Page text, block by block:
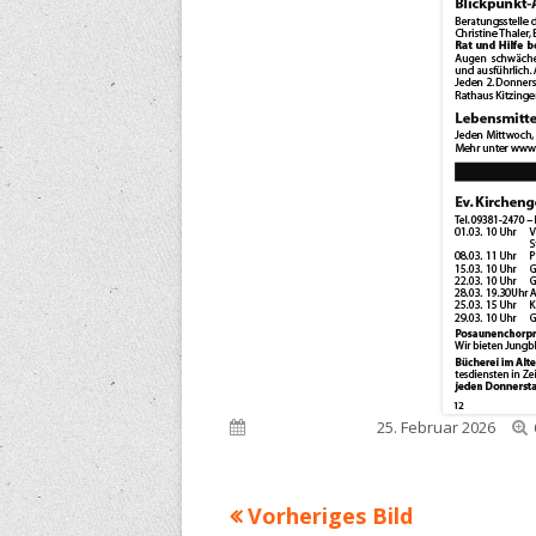
Veröffentlicht am25. Februar 2026
Vorheriges Bild